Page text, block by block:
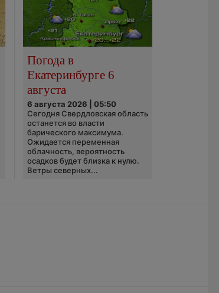
Погода в
Екатеринбурге 6
августа
6 августа 2026 | 05:50
Сегодня Свердловская область
останется во власти
барического максимума.
Ожидается переменная
облачность, вероятность
осадков будет близка к нулю.
Ветры северных...